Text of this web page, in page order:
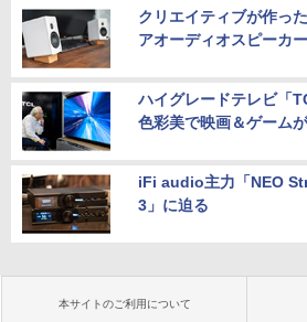
クリエイティブが作っ
アオーディオスピーカ
ハイグレードテレビ「
色彩美で映画＆ゲーム
iFi audio主力「NEO
3」に迫る
本サイトのご利用について